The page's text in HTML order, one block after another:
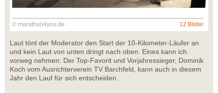
© marathon4you.de 12 Bilder
Laut tönt der Moderator den Start der 10-Kilometer-Läufer an
und kein Laut von unten dringt nach oben. Eines kann ich
vorweg nehmen: Der Top-Favorit und Vorjahressieger, Dominik
Koch vom Ausrichterverein TV Barchfeld, kann auch in diesem
Jahr den Lauf für sich entscheiden.